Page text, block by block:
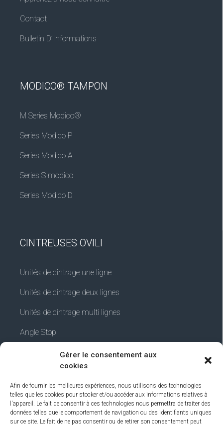
Gérer le consentement aux
cookies
Afin de fournir les meilleures expériences, nous utilisons des technologies
telles que les cookies pour stocker et/ou accéder aux informations relatives à
l'appareil. Le fait de consentir à ces technologies nous permettra de traiter des
données telles que le comportement de navigation ou des identifiants uniques
sur ce site. Le fait de ne pas consentir ou de retirer son consentement peut
Contact
Bulletin D’Informations
MODICO® TAMPON
M Series Modico®
Series Modico P
Series Modico A
Series S modico
Series Modico D
CINTREUSES OVILI
Unités de cintrage une ligne
Unités de cintrage deux lignes
Unités de cintrage multi lignes
Angle Stop
Termes et conditions